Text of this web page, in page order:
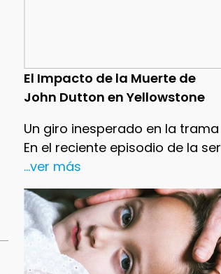
El Impacto de la Muerte de
John Dutton en Yellowstone
Un giro inesperado en la trama
En el reciente episodio de la ser
...ver más